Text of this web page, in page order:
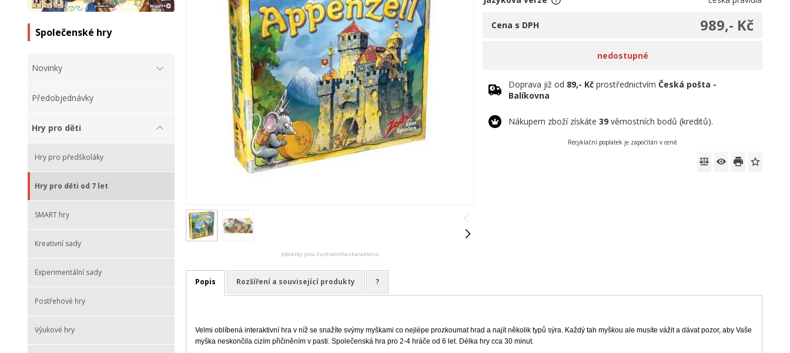
Společenské hry
Novinky
Předobjednávky
Hry pro děti
Hry pro předškoláky
Hry pro děti od 7 let
SMART hry
Kreativní sady
Experimentální sady
Postřehové hry
Výukové hry
(obrázky jsou ilustračního charakteru)
989,- Kč
Cena s DPH
nedostupné
Doprava již od 89,- Kč prostřednictvímČeská pošta -
Balíkovna
Nákupem zboží získáte39 věrnostních bodů (kreditů).
Recyklační poplatek je započítán v ceně
Popis Rozšíření a související produkty ?
Velmi oblíbená interaktivní hra v níž se snažíte svýmy myškami co nejlépe prozkoumat hrad a najít několik typů sýra. Každý tah myškou ale musíte vážit a dávat pozor, aby Vaše
myška neskončila cizím přičiněním v pasti. Společenská hra pro 2-4 hráče od 6 let. Délka hry cca 30 minut.